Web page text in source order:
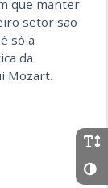
que manter
setor são
só a
da
Mozart.